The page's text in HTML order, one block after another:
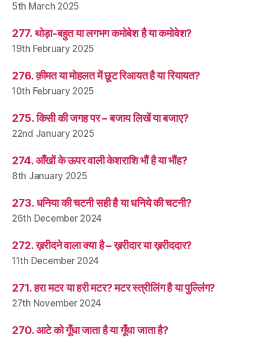
5th March 2025
277. थोड़ा-बहुत या लगभग कमोबेश है या कमोवेश?
19th February 2025
276. क़ीमत या मोहलत में छूट रिआयत है या रियायत?
10th February 2025
275. किसी की जगह पर – बजाय लिखें या बजाए?
22nd January 2025
274. आँखों के ऊपर वाली केशराशि भौं है या भौंह?
8th January 2025
273. धनिया की चटनी सही है या धनिये की चटनी?
26th December 2024
272. ख़रीदने वाला क्या है – ख़रीदार या ख़रीददार?
11th December 2024
271. हरा मटर या हरी मटर? मटर स्त्रीलिंग है या पुल्लिंग?
27th November 2024
270. आटे को गूँधा जाता है या गूँथा जाता है?